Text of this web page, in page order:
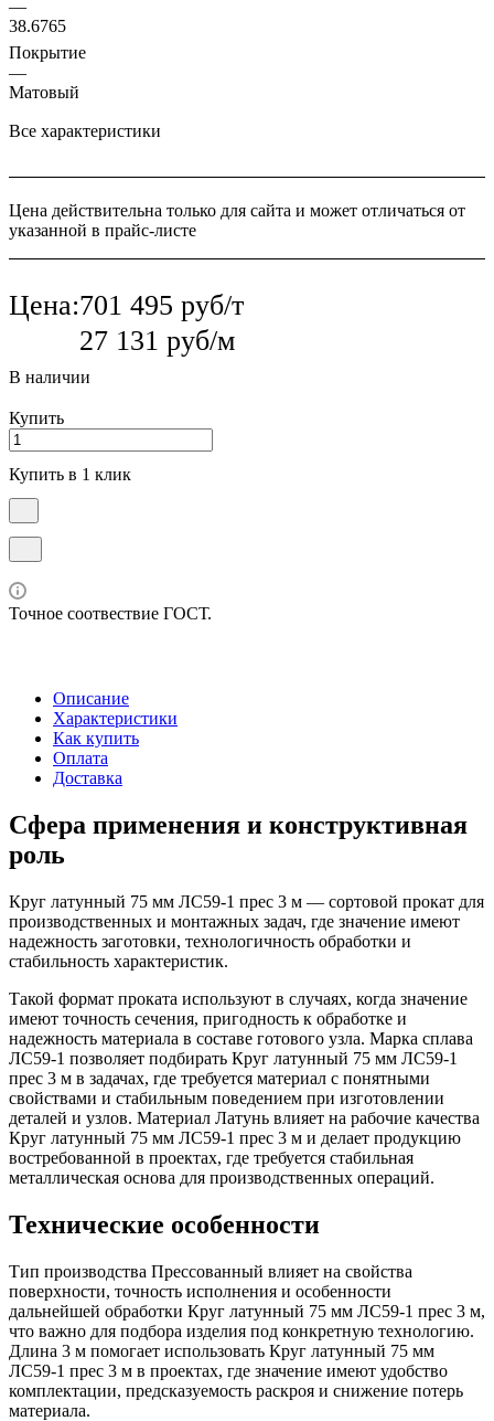
—
38.6765
Покрытие
—
Матовый
Все характеристики
Цена действительна только для сайта и может отличаться от
указанной в прайс-листе
Цена:701 495 руб/т
27 131 руб/м
В наличии
Купить
Купить в 1 клик
Точное соотвествие ГОСТ.
Описание
Характеристики
Как купить
Оплата
Доставка
Сфера применения и конструктивная
роль
Круг латунный 75 мм ЛС59-1 прес 3 м — сортовой прокат для
производственных и монтажных задач, где значение имеют
надежность заготовки, технологичность обработки и
стабильность характеристик.
Такой формат проката используют в случаях, когда значение
имеют точность сечения, пригодность к обработке и
надежность материала в составе готового узла. Марка сплава
ЛС59-1 позволяет подбирать Круг латунный 75 мм ЛС59-1
прес 3 м в задачах, где требуется материал с понятными
свойствами и стабильным поведением при изготовлении
деталей и узлов. Материал Латунь влияет на рабочие качества
Круг латунный 75 мм ЛС59-1 прес 3 м и делает продукцию
востребованной в проектах, где требуется стабильная
металлическая основа для производственных операций.
Технические особенности
Тип производства Прессованный влияет на свойства
поверхности, точность исполнения и особенности
дальнейшей обработки Круг латунный 75 мм ЛС59-1 прес 3 м,
что важно для подбора изделия под конкретную технологию.
Длина 3 м помогает использовать Круг латунный 75 мм
ЛС59-1 прес 3 м в проектах, где значение имеют удобство
комплектации, предсказуемость раскроя и снижение потерь
материала.